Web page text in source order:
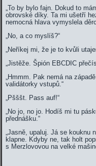
„To by bylo fajn. Dokud to
obrovské díky. Ta mi ušetří
nemocná hlava vymyslela
„No, a co myslíš?“
„Neříkej mi, že je to kvůli
„Jistěže. Špión EBCDIC
„Hmmm. Pak nemá na
validátorky vstupů.“
„Pšššt. Pass auf!“
„No jo, no jo. Hodíš mi tu
přednášku.“
„Jasně, upaluj. Já se kouknu
klapne. Kdyby ne, tak holt
s Merzlovovou na velké